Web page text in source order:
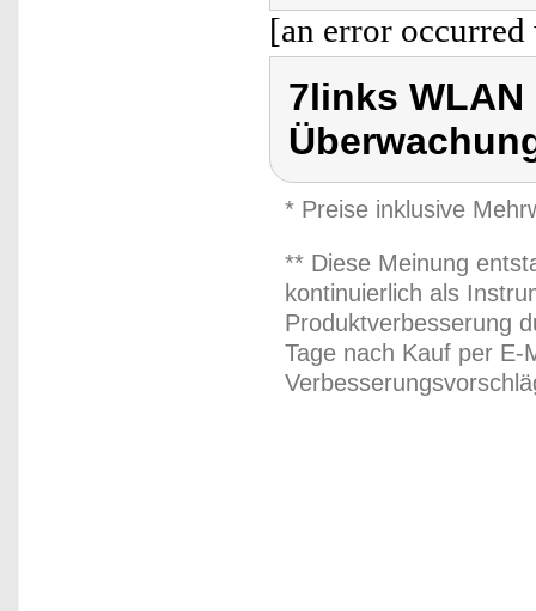
[an error
7links WLAN
* Preise inklusive
** Diese Meinung
kontinuierlich als
Produktverbesserung
Tage nach Kauf per E-